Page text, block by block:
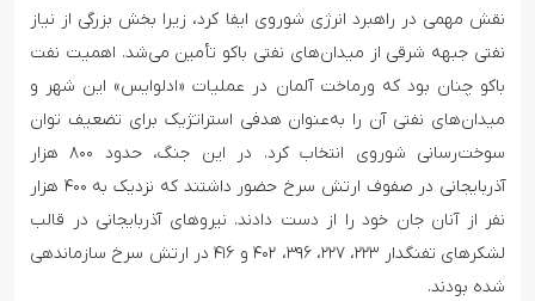
نقش مهمی در راهبرد انرژی شوروی ایفا کرد، زیرا بخش بزرگی از نیاز
نفتی جبهه شرقی از میدان‌های نفتی باکو تأمین می‌شد. اهمیت نفت
باکو چنان بود که ورماخت آلمان در عملیات «ادلوایس» این شهر و
میدان‌های نفتی آن را به‌عنوان هدفی استراتژیک برای تضعیف توان
سوخت‌رسانی شوروی انتخاب کرد. در این جنگ، حدود ۸۰۰ هزار
آذربایجانی در صفوف ارتش سرخ حضور داشتند که نزدیک به ۴۰۰ هزار
نفر از آنان جان خود را از دست دادند. نیروهای آذربایجانی در قالب
لشکرهای تفنگدار ۲۲۳، ۲۲۷، ۳۹۶، ۴۰۲ و ۴۱۶ در ارتش سرخ سازماندهی
شده بودند.